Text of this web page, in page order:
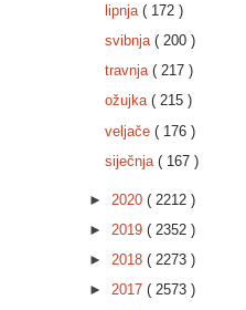
lipnja ( 172 )
svibnja ( 200 )
travnja ( 217 )
ožujka ( 215 )
veljače ( 176 )
siječnja ( 167 )
► 2020 ( 2212 )
► 2019 ( 2352 )
► 2018 ( 2273 )
► 2017 ( 2573 )